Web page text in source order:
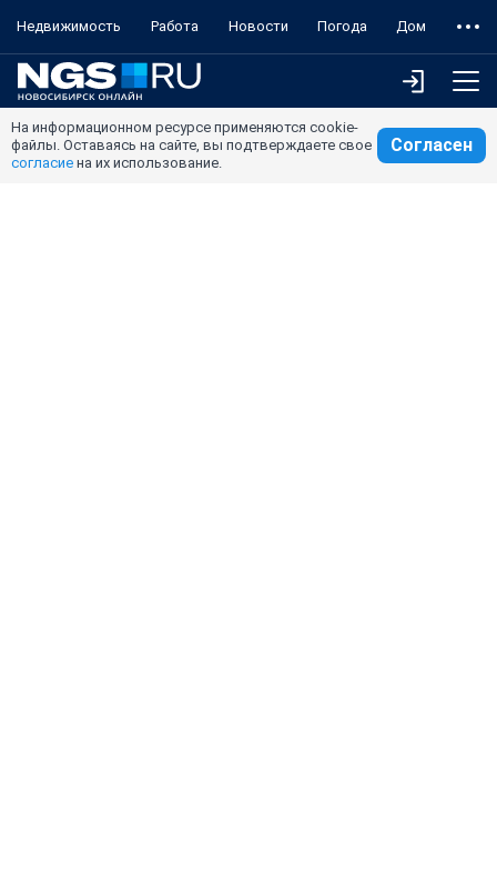
Недвижимость Работа Новости Погода Дом
На информационном ресурсе применяются cookie-
файлы. Оставаясь на сайте, вы подтверждаете свое
согласие на их использование.
Согласен